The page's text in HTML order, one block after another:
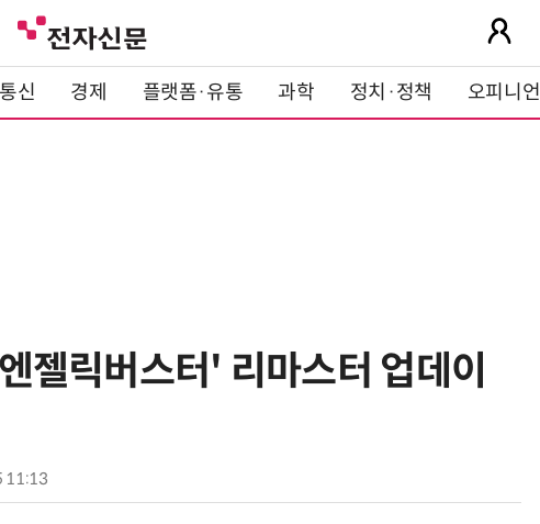
통신 경제 플랫폼·유통 과학 정치·정책 오피니언
젤릭버스터' 리마스터 업데이
11:13